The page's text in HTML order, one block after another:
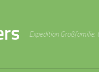
Expedition Großfamilie: